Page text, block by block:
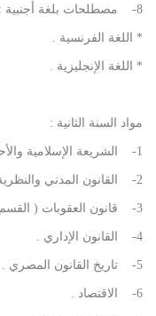
8- مصطلحات بلغة أجنبية :
* اللغة الفرنسية .
* اللغة الإنجليزية .
مواد السنة الثانية :
1- الشريعة الإسلامية والأحوال الشخصية للمسلمين .
2- القانون المدني والنظرية العامة للالتزامات .
3- قانون العقوبات ( القسم العام ) .
4- القانون الإداري .
5- تاريخ القانون المصري .
6- الاقتصاد .